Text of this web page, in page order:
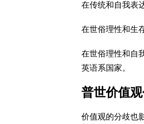
在传统和自我表
在世俗理性和生
在世俗理性和自
英语系国家。
普世价值
价值观的分歧也